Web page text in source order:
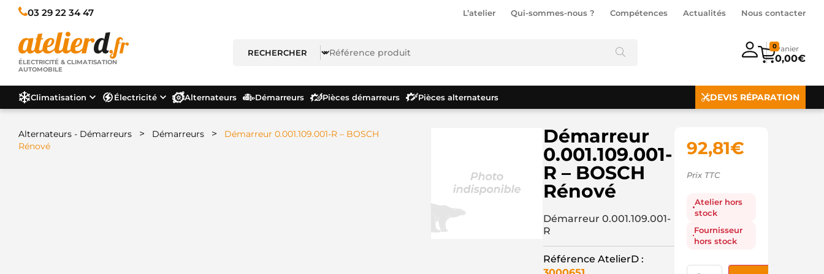
03 29 22 34 47 L’atelier Qui-sommes-nous ? Compétences Actualités Nous contacter
ÉLECTRICITÉ & CLIMATISATION
AUTOMOBILE
0,00€
0
Climatisation Électricité Alternateurs Démarreurs Pièces démarreurs Pièces alternateurs DEVIS RÉPARATION
Alternateurs - Démarreurs > Démarreurs >
Démarreur 0.001.109.001-R – BOSCH
Rénové
Démarreur
0.001.109.001-
R – BOSCH
Rénové
Démarreur 0.001.109.001-
R
Référence AtelierD :
92,81€
Prix TTC
Atelier hors
stock
Fournisseur
hors stock